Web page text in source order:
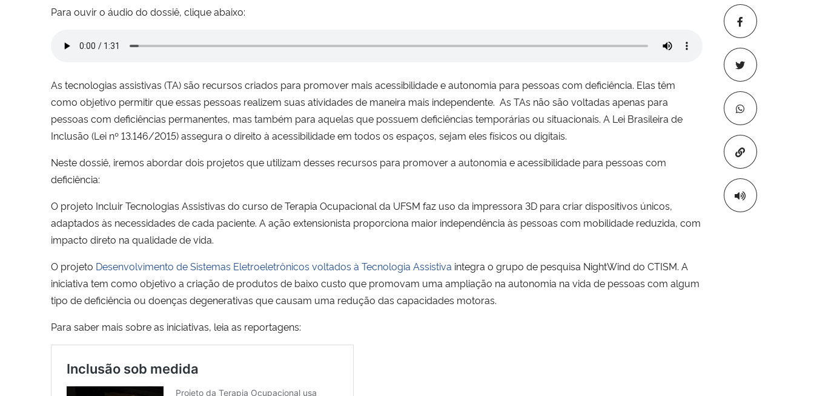
Copiar para
Para ouvir o áudio do dossiê, clique abaixo:
As tecnologias assistivas (TA) são recursos criados para promover mais acessibilidade e autonomia para pessoas com deficiência. Elas têm
como objetivo permitir que essas pessoas realizem suas atividades de maneira mais independente. As TAs não são voltadas apenas para
pessoas com deficiências permanentes, mas também para aquelas que possuem deficiências temporárias ou situacionais. A Lei Brasileira de
Inclusão (Lei nº 13.146/2015) assegura o direito à acessibilidade em todos os espaços, sejam eles físicos ou digitais.
Neste dossiê, iremos abordar dois projetos que utilizam desses recursos para promover a autonomia e acessibilidade para pessoas com
deficiência:
O projeto Incluir Tecnologias Assistivas do curso de Terapia Ocupacional da UFSM faz uso da impressora 3D para criar dispositivos únicos,
adaptados às necessidades de cada paciente. A ação extensionista proporciona maior independência às pessoas com mobilidade reduzida, com
impacto direto na qualidade de vida.
O projeto Desenvolvimento de Sistemas Eletroeletrônicos voltados à Tecnologia Assistiva integra o grupo de pesquisa NightWind do CTISM. A
iniciativa tem como objetivo a criação de produtos de baixo custo que promovam uma ampliação na autonomia na vida de pessoas com algum
tipo de deficiência ou doenças degenerativas que causam uma redução das capacidades motoras.
Para saber mais sobre as iniciativas, leia as reportagens: